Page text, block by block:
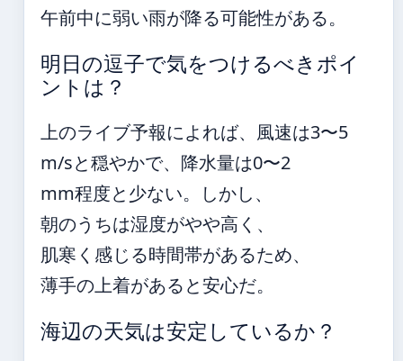
午前中に弱い雨が降る可能性がある。
明日の逗子で気をつけるべきポイ
ントは？
上のライブ予報によれば、風速は3〜5
m/sと穏やかで、降水量は0〜2
mm程度と少ない。しかし、
朝のうちは湿度がやや高く、
肌寒く感じる時間帯があるため、
薄手の上着があると安心だ。
海辺の天気は安定しているか？